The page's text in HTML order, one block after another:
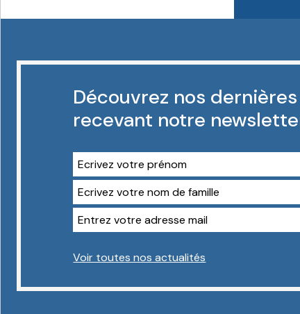
Découvrez nos
recevant notre
Voir toutes nos actualités